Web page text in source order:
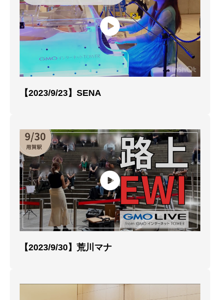
【2023/9/23】SENA
【2023/9/30】荒川マナ